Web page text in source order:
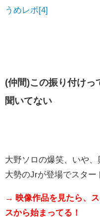
うめレポ[4]
(仲間)この振り付けっ
聞いてない
大野ソロの爆笑、いや
大勢のJrが登場でスター
→ 映像作品を見たら、
スから始まってる！